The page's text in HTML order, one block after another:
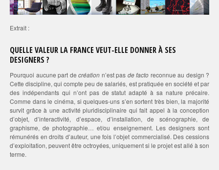
Extrait :
QUELLE VALEUR LA FRANCE VEUT-ELLE DONNER À SES
DESIGNERS ?
Pourquoi aucune part de création n’est pas de facto reconnue au design ?
Cette discipline, qui compte peu de salariés, est pratiquée en société et par
des indépendants qui n’ont pas de statut adapté à sa nature précaire.
Comme dans le cinéma, si quelques-uns s’en sortent très bien, la majorité
survit grâce à une activité pluridisciplinaire qui fait appel à la conception
d’objet, d’interactivité, d’espace, d’installation, de scénographie, de
graphisme, de photographie… et/ou enseignement. Les designers sont
rémunérés en droits d’auteur, une fois l’objet commercialisé. Des cessions
d’exploitation, peuvent être octroyées, uniquement si le projet est allé à son
terme.